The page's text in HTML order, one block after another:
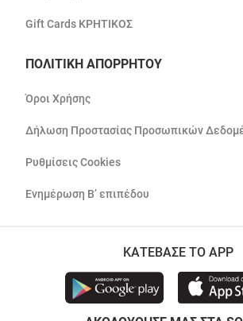
Gift Cards ΚΡΗΤΙΚΟΣ
ΠΟΛΙΤΙΚΗ ΑΠΟΡΡΗΤΟΥ
Όροι Χρήσης
Δήλωση Προστασίας Προσωπικών
Ρυθμίσεις Cookies
Ενημέρωση Β’ επιπέδου
ΚΑΤΕΒΑΣΕ ΤΟ APP